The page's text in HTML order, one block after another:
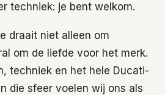
techniek: je bent welkom.
draait niet alleen om
om de liefde voor het merk.
techniek en het hele Ducati-
die sfeer voelen wij ons als